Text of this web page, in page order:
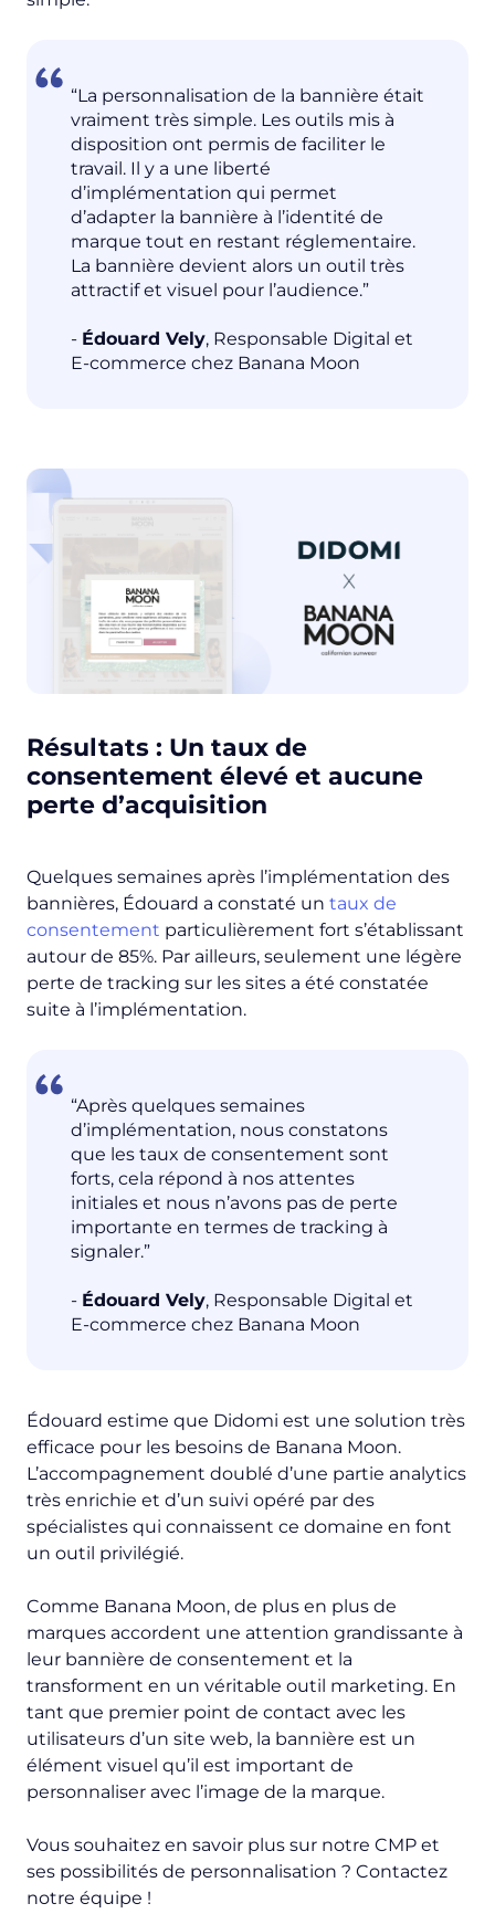
“La personnalisation de la bannière était
vraiment très simple. Les outils mis à
disposition ont permis de faciliter le
travail. Il y a une liberté
d’implémentation qui permet
d’adapter la bannière à l’identité de
marque tout en restant réglementaire.
La bannière devient alors un outil très
attractif et visuel pour l’audience.”
- Édouard Vely, Responsable Digital et
E-commerce chez Banana Moon
Résultats : Un taux de
consentement élevé et aucune
perte d’acquisition
Quelques semaines après l’implémentation des
bannières, Édouard a constaté un taux de
consentement particulièrement fort s’établissant
autour de 85%. Par ailleurs, seulement une légère
perte de tracking sur les sites a été constatée
suite à l’implémentation.
“Après quelques semaines
d’implémentation, nous constatons
que les taux de consentement sont
forts, cela répond à nos attentes
initiales et nous n’avons pas de perte
importante en termes de tracking à
signaler.”
- Édouard Vely, Responsable Digital et
E-commerce chez Banana Moon
Édouard estime que Didomi est une solution très
efficace pour les besoins de Banana Moon.
L’accompagnement doublé d’une partie analytics
très enrichie et d’un suivi opéré par des
spécialistes qui connaissent ce domaine en font
un outil privilégié.
Comme Banana Moon, de plus en plus de
marques accordent une attention grandissante à
leur bannière de consentement et la
transforment en un véritable outil marketing. En
tant que premier point de contact avec les
utilisateurs d’un site web, la bannière est un
élément visuel qu’il est important de
personnaliser avec l’image de la marque.
Vous souhaitez en savoir plus sur notre CMP et
ses possibilités de personnalisation ? Contactez
notre équipe !